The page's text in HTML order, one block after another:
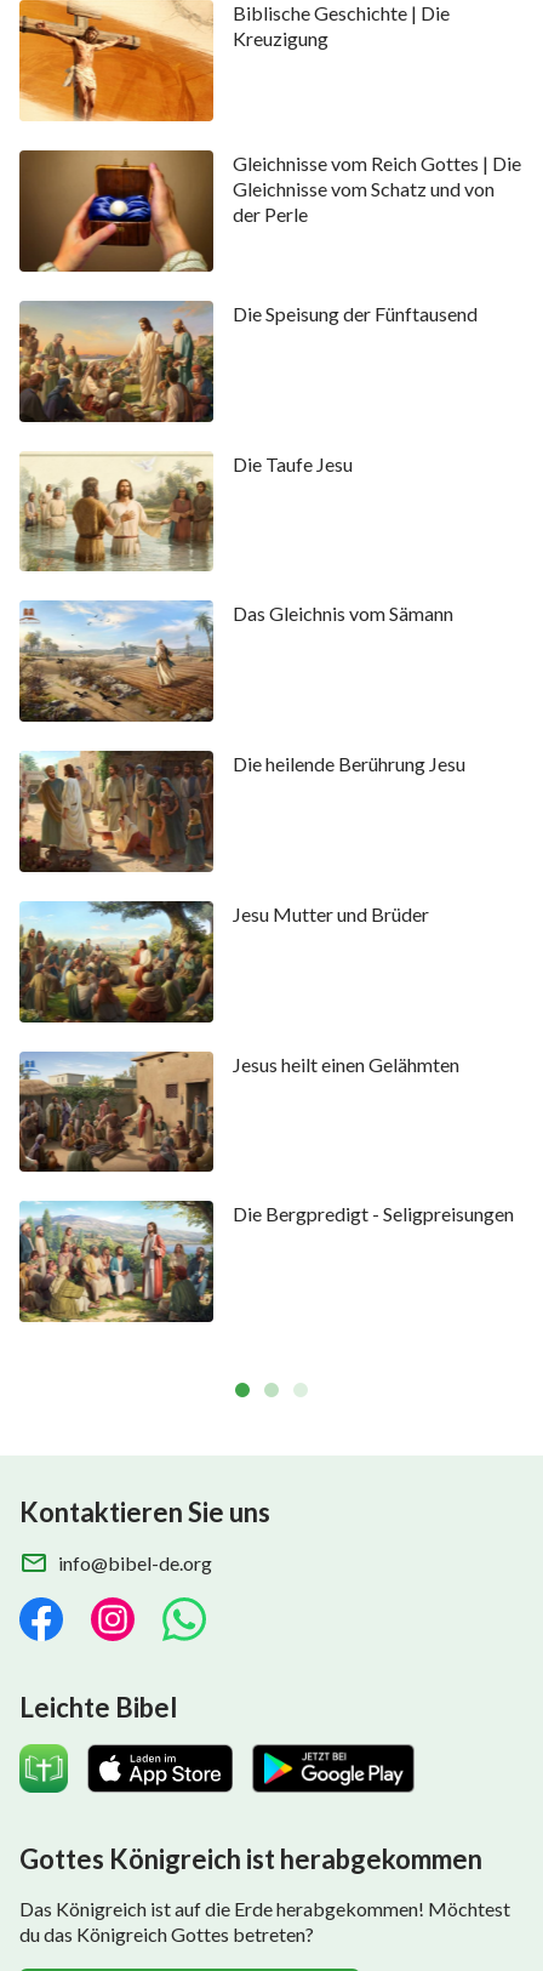
Biblische Geschichte | Die
Kreuzigung
Gleichnisse vom Reich Gottes | Die
Gleichnisse vom Schatz und von
der Perle
Die Speisung der Fünftausend
Die Taufe Jesu
Das Gleichnis vom Sämann
Die heilende Berührung Jesu
Jesu Mutter und Brüder
Jesus heilt einen Gelähmten
Die Bergpredigt - Seligpreisungen
Kontaktieren Sie uns
info@bibel-de.org
Leichte Bibel
Gottes Königreich ist herabgekommen
Das Königreich ist auf die Erde herabgekommen! Möchtest
du das Königreich Gottes betreten?